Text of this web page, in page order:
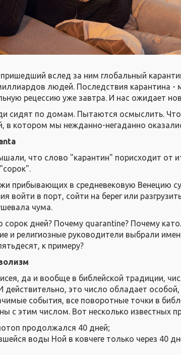
пришедший вслед за ним глобальный
людей. Последствия карантина -
рецессию уже завтра. И нас ожидает
сидят по домам. Пытаются осмыслить. Что
в котором мы нежданно-негаданно
что слово "карантин" порисходит от
прибывающих в средневековую Венецию
войти в порт, сойти на берег или
чума.
дней? Почему quarantine? Почему
и религиозные руководители выбрали
к примеру?
да и вообще в библейской традиции,
действительно, это число обладает
события, все поворотные точки в
с этим числом. Вот несколько известных
продолжался 40 дней;
воды Ной в ковчеге только через 40